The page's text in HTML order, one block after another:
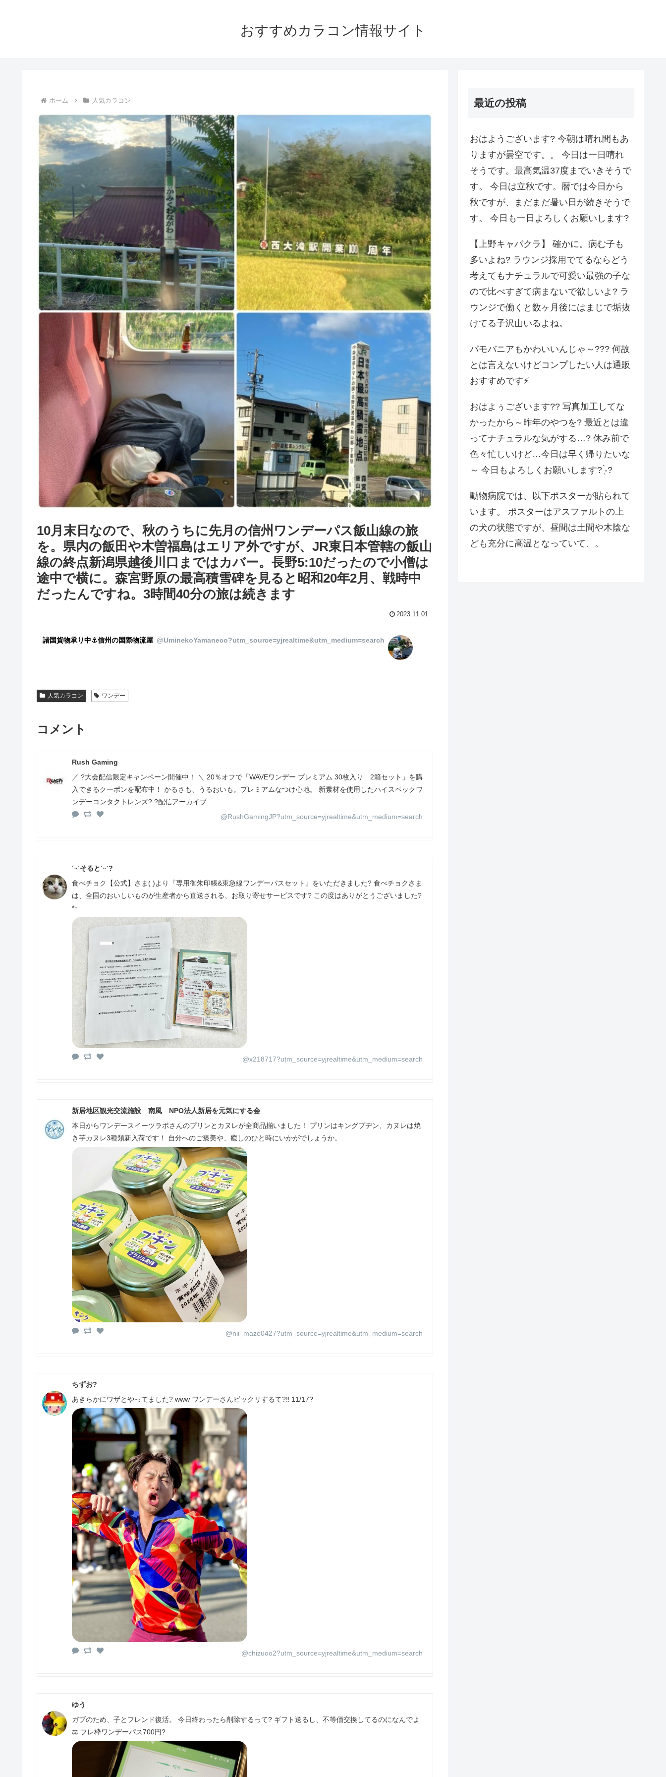
おすすめカラコン情報サイト
ホーム 人気カラコン
10月末日なので、秋のうちに先月の信州ワンデーパス飯山線の旅
を。県内の飯田や木曽福島はエリア外ですが、JR東日本管轄の飯山
線の終点新潟県越後川口まではカバー。長野5:10だったので小僧は
途中で横に。森宮野原の最高積雪碑を見ると昭和20年2月、戦時中
だったんですね。3時間40分の旅は続きます
2023.11.01
諸国貨物承り中⚓︎信州の国際物流屋 @UminekoYamaneco?utm_source=yjrealtime&utm_medium=search
人気カラコン ワンデー
コメント
Rush Gaming
／ ?大会配信限定キャンペーン開催中！ ＼ 20％オフで「WAVEワンデー プレミアム 30枚入り 2箱セット」を購
入できるクーポンを配布中！ かるさも、うるおいも。プレミアムなつけ心地。 新素材を使用したハイスペックワ
ンデーコンタクトレンズ? ?配信アーカイブ
@RushGamingJP?utm_source=yjrealtime&utm_medium=search
ˊᵕˋそるとˊᵕˋ?
食べチョク【公式】さま( )より『専用御朱印帳&東急線ワンデーパスセット』をいただきました? 食べチョクさま
は、全国のおいしいものが生産者から直送される、お取り寄せサービスです? この度はありがとうございました?
*･
@x218717?utm_source=yjrealtime&utm_medium=search
新居地区観光交流施設 南風 NPO法人新居を元気にする会
本日からワンデースイーツラボさんのプリンとカヌレが全商品揃いました！ プリンはキングプヂン、カヌレは焼
き芋カヌレ3種類新入荷です！ 自分へのご褒美や、癒しのひと時にいかがでしょうか。
@nii_maze0427?utm_source=yjrealtime&utm_medium=search
ちずお?
あきらかにワザとやってました? www ワンデーさんビックリするて?‼️ 11/17?
@chizuoo2?utm_source=yjrealtime&utm_medium=search
ゆう
ガブのため、子とフレンド復活。 今日終わったら削除するって? ギフト送るし、不等価交換してるのになんでよ
⚖️ フレ枠ワンデーパス700円?
最近の投稿
おはようございます? 今朝は晴れ間もあ
りますが曇空です。。 今日は一日晴れ
そうです。最高気温37度までいきそうで
す。 今日は立秋です。暦では今日から
秋ですが、まだまだ暑い日が続きそうで
す。 今日も一日よろしくお願いします?
【上野キャバクラ】 確かに。病む子も
多いよね? ラウンジ採用でてるならどう
考えてもナチュラルで可愛い最強の子な
ので比べすぎて病まないで欲しいよ? ラ
ウンジで働くと数ヶ月後にはまじで垢抜
けてる子沢山いるよね。
パモバニアもかわいいんじゃ～??? 何故
とは言えないけどコンプしたい人は通販
おすすめです⚡️
おはよぅございます?? 写真加工してな
かったから～昨年のやつを? 最近とは違
ってナチュラルな気がする…? 休み前で
色々忙しいけど…今日は早く帰りたいな
～ 今日もよろしくお願いします? ̖́-?
動物病院では、以下ポスターが貼られて
います。 ポスターはアスファルトの上
の犬の状態ですが、昼間は土間や木陰な
ども充分に高温となっていて、。